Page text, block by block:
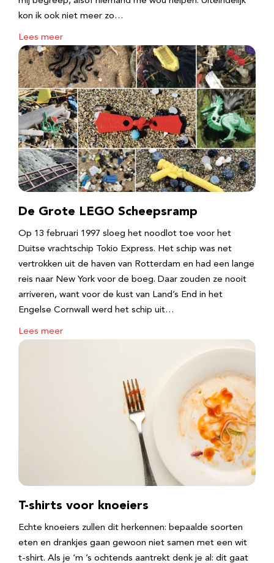
kon ik ook niet meer zo…
Lees meer
De Grote LEGO Scheepsramp
Op 13 februari 1997 sloeg het noodlot toe voor het
Duitse vrachtschip Tokio Express. Het schip was net
vertrokken uit de haven van Rotterdam en had een lange
reis naar New York voor de boeg. Daar zouden ze nooit
arriveren, want voor de kust van Land’s End in het
Engelse Cornwall werd het schip uit…
Lees meer
T-shirts voor knoeiers
Echte knoeiers zullen dit herkennen: bepaalde soorten
eten en drankjes gaan gewoon niet samen met een wit
t-shirt. Als je ‘m ’s ochtends aantrekt denk je al: dit gaat